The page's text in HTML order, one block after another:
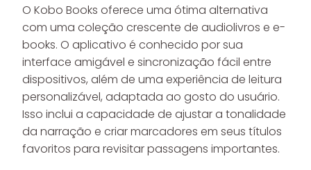
O Kobo Books oferece uma ótima alternativa
com uma coleção crescente de audiolivros e e-
books. O aplicativo é conhecido por sua
interface amigável e sincronização fácil entre
dispositivos, além de uma experiência de leitura
personalizável, adaptada ao gosto do usuário.
Isso inclui a capacidade de ajustar a tonalidade
da narração e criar marcadores em seus títulos
favoritos para revisitar passagens importantes.